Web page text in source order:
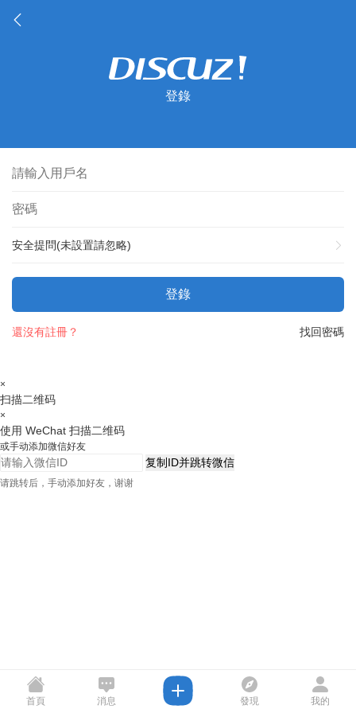
登錄
安全提問(未設置請忽略)
登錄
找回密碼
還沒有註冊？
×
扫描二维码
×
使用 WeChat 扫描二维码
或手动添加微信好友
复制ID并跳转微信
请跳转后，手动添加好友，谢谢
首頁 消息 發現 我的